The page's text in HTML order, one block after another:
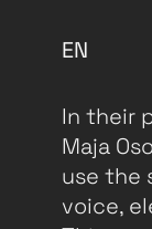
EN
In their
Maja
use the
voice,